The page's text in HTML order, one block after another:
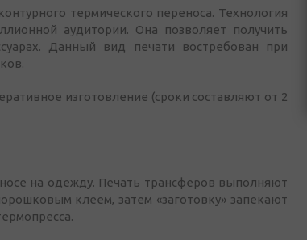
термического переноса. Технология
аудитории. Она позволяет получить
Данный вид печати востребован при
изготовление (сроки составляют от 2
на одежду. Печать трансферов выполняют
клеем, затем «заготовку» запекают